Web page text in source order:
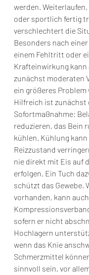
werden.
oder sportlich fertig
verschlechtert die
Besonders nach
einem Fehltritt oder
Krafteinwirkung kann
zunächst moderaten
ein größeres Problem
Hilfreich ist zunächst
Sofortmaßnahme:
reduzieren, das Bein
kühlen. Kühlung
Reizzustand
nie direkt mit Eis auf
erfolgen. Ein Tuch
schützt das Gewebe.
vorhanden, kann
sofern er nicht
Hochlagern
wenn das Knie
Schmerzmittel
sinnvoll sein, vor